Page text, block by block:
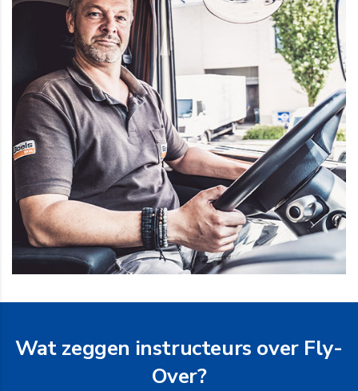
Wat zeggen instructeurs over Fly-
Over?